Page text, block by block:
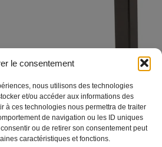
le consentement
nous utilisons des technologies
et/ou accéder aux informations des
à ces technologies nous permettra de traiter
de navigation ou les ID uniques
ou de retirer son consentement peut
caractéristiques et fonctions.